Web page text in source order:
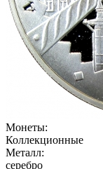
Монеты:
Коллекционные
Металл:
серебро